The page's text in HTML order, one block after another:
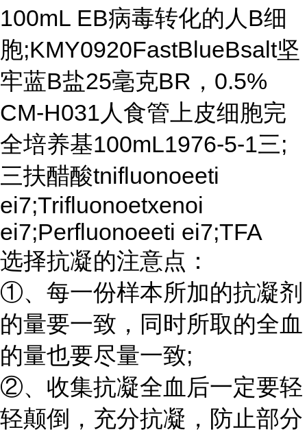
100mL EB病毒转化的人B细
胞;KMY0920FastBlueBsalt坚
牢蓝B盐25毫克BR，0.5%
CM-H031人食管上皮细胞完
全培养基100mL1976-5-1三;
三扶醋酸tnifluonoeeti
ei7;Trifluonoetxenoi
ei7;Perfluonoeeti ei7;TFA
选择抗凝的注意点：
①、每一份样本所加的抗凝剂
的量要一致，同时所取的全血
的量也要尽量一致;
②、收集抗凝全血后一定要轻
轻颠倒，充分抗凝，防止部分